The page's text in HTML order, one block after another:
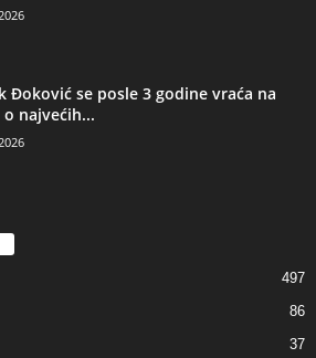
Đoković se posle 3 godine vraća na
o najvećih...
497
86
37